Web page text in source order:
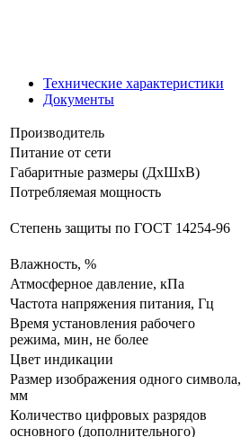
Технические характеристики
Документы
Производитель
Питание от сети
Габаритные размеры (ДхШхВ)
Потребляемая мощность
Степень защиты по ГОСТ 14254-96
Влажность, %
Атмосферное давление, кПа
Частота напряжения питания, Гц
Время установления рабочего
режима, мин, не более
Цвет индикации
Размер изображения одного символа,
мм
Количество цифровых разрядов
основного (дополнительного)